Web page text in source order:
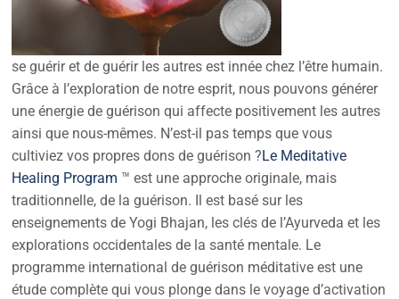
se guérir et de guérir les autres est innée chez l’être humain.
Grâce à l’exploration de notre esprit, nous pouvons générer
une énergie de guérison qui affecte positivement les autres
ainsi que nous-mêmes. N’est-il pas temps que vous
cultiviez vos propres dons de guérison ?Le Meditative
Healing Program ™ est une approche originale, mais
traditionnelle, de la guérison. Il est basé sur les
enseignements de Yogi Bhajan, les clés de l’Ayurveda et les
explorations occidentales de la santé mentale. Le
programme international de guérison méditative est une
étude complète qui vous plonge dans le voyage d’activation